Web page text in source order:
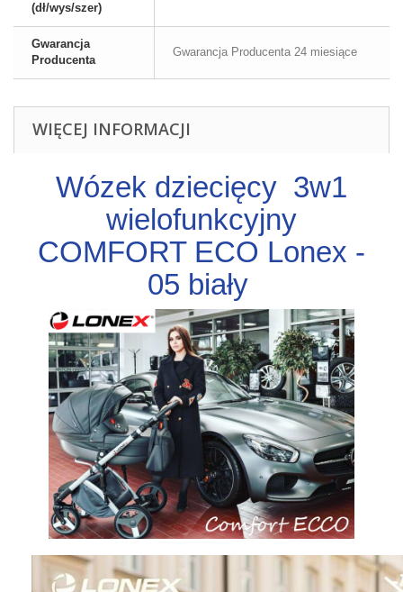
(dł/wys/szer)
Gwarancja
Producenta
Gwarancja Producenta 24 miesiące
WIĘCEJ INFORMACJI
Wózek dziecięcy 3w1
wielofunkcyjny
COMFORT ECO Lonex -
05 biały